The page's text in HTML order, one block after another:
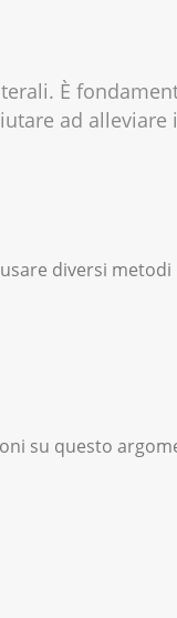
È
‌‌ad‌‌
diversi
su questo